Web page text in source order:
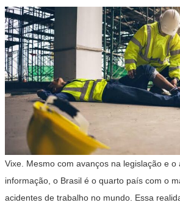
Vixe. Mesmo com avanços na legislação e o
informação, o Brasil é o quarto país com o
acidentes de trabalho no mundo. Essa